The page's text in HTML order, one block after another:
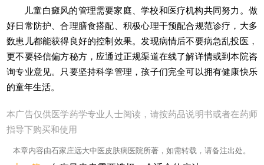
儿童白癜风的管理需要家庭、学校和医疗机构共同努力。做
好日常防护、合理膳食搭配、积极心理干预配合规范诊疗，大多
数患儿都能获得良好的控制效果。发现病情后不要病急乱投医，
更不要轻信偏方秘方，应通过正规渠道在线了解详情或到本院咨
询专业意见。只要坚持科学管理，孩子们完全可以拥有健康快乐
的童年生活。
本广告仅供医学药学专业人士阅读，请按药品说明书或者在药师
指导下购买和使用
本章内容由石家庄远大中医皮肤病医院所著，如需转载，请备注出处。